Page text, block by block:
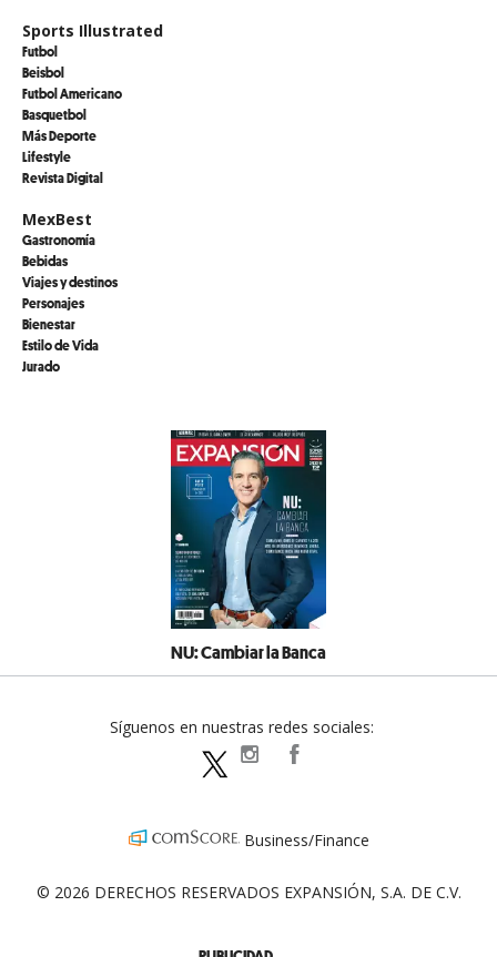
Sports Illustrated
Futbol
Beisbol
Futbol Americano
Basquetbol
Más Deporte
Lifestyle
Revista Digital
MexBest
Gastronomía
Bebidas
Viajes y destinos
Personajes
Bienestar
Estilo de Vida
Jurado
NU: Cambiar la Banca
Síguenos en nuestras redes sociales:
expansionpolitica
Business/Finance
© 2026 DERECHOS RESERVADOS EXPANSIÓN, S.A. DE C.V.